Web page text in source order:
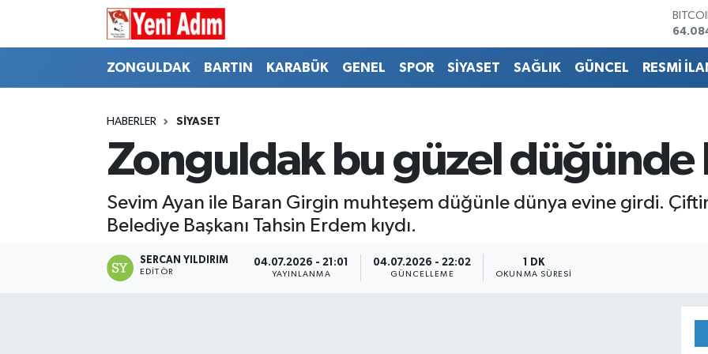
EURO
13.647
ZONGULDAK BARTIN KARABÜK GENEL SPOR SİYASET SAĞLIK GÜNCEL RESMİ
HABERLER SİYASET
Zonguldak bu güzel düğünde
Sevim Ayan ile Baran Girgin muhteşem düğünle dünya evine girdi.
Belediye Başkanı Tahsin Erdem kıydı.
SERCAN YILDIRIM
EDITÖR
04.07.2026 - 21:01
YAYINLANMA
04.07.2026 - 22:02
GÜNCELLEME
1 DK
OKUNMA SÜRESI
ZONGULDAK
RESMİ İLAN
ZONGULDAK
Zonguldak Hava Durumu
Süper Lig Puan Durumu ve Fikstür
Son Dakika Haberleri
Haber Arşivi